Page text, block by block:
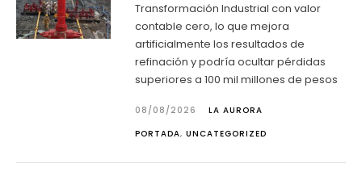
Transformación Industrial con valor
contable cero, lo que mejora
artificialmente los resultados de
refinación y podría ocultar pérdidas
superiores a 100 mil millones de pesos
08/08/2026
LA AURORA
PORTADA, UNCATEGORIZED